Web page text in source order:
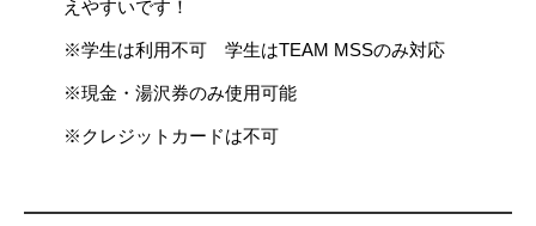
えやすいです！
※学生は利用不可 学生はTEAM MSSのみ対応
※現金・湯沢券のみ使用可能
※クレジットカードは不可